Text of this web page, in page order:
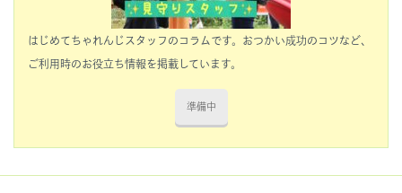
はじめてちゃれんじスタッフのコラムです。おつかい成功のコツなど、
ご利用時のお役立ち情報を掲載しています。
準備中